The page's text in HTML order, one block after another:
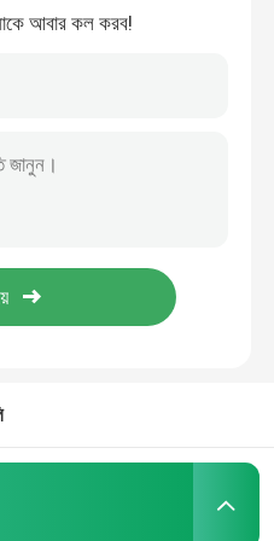
আবার কল করব!